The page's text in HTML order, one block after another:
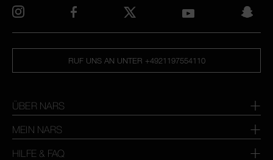
RUF UNS AN UNTER +4921197554110
ÜBER NARS
MEIN NARS
HILFE & FAQ